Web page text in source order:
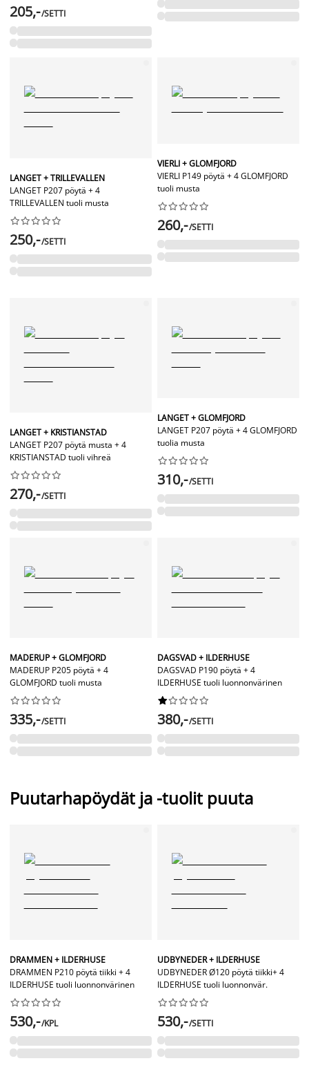
205,-/SETTI
LANGET + TRILLEVALLEN
LANGET P207 pöytä + 4
TRILLEVALLEN tuoli musta






250,-/SETTI
VIERLI + GLOMFJORD
VIERLI P149 pöytä + 4 GLOMFJORD
tuoli musta






260,-/SETTI
LANGET + KRISTIANSTAD
LANGET P207 pöytä musta + 4
KRISTIANSTAD tuoli vihreä






270,-/SETTI
LANGET + GLOMFJORD
LANGET P207 pöytä + 4 GLOMFJORD
tuolia musta






310,-/SETTI
MADERUP + GLOMFJORD
MADERUP P205 pöytä + 4
GLOMFJORD tuoli musta






335,-/SETTI
DAGSVAD + ILDERHUSE
DAGSVAD P190 pöytä + 4
ILDERHUSE tuoli luonnonvärinen






380,-/SETTI
Puutarhapöydät ja -tuolit puuta
DRAMMEN + ILDERHUSE
DRAMMEN P210 pöytä tiikki + 4
ILDERHUSE tuoli luonnonvärinen






530,-/KPL
UDBYNEDER + ILDERHUSE
UDBYNEDER Ø120 pöytä tiikki+ 4
ILDERHUSE tuoli luonnonvär.






530,-/SETTI